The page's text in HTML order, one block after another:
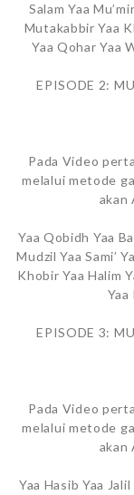
Salam Yaa
Mutakabbir Yaa
Yaa Qohar Yaa
EPISODE 2:
Pada Video
melalui metode
akan
Yaa Qobidh Yaa
Mudzil Yaa Sami’
Khobir Yaa Halim
Yaa
EPISODE 3:
Pada Video
melalui metode
akan
Yaa Hasib Yaa